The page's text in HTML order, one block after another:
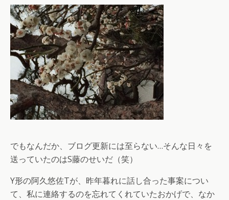
でもなんだか、ブログ更新には至らない…そんな日々を
送っていたのはS藤のせいだ（笑）
Y形の阿久悠佐Tが、昨年暮れに話し合った事案につい
て、私に連絡するのを忘れてくれていたおかげで、なか